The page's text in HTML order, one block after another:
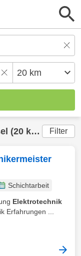
(20 km) gefunden Filter
Schichtarbeit
Elektrotechnik
Erfahrungen ...